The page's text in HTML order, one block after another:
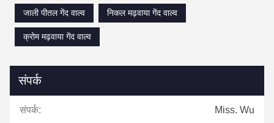
जाली पीतल गेंद वाल्व
निकल मढ़वाया गेंद वाल्व
क्रोम मढ़वाया गेंद वाल्व
संपर्क
संपर्क: Miss. Wu